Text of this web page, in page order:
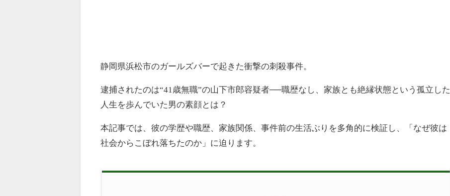
静岡県浜松市のガールズバーで起きた衝撃の刺殺事件。
逮捕されたのは“41歳無職”の山下市郎容疑者──職歴なし、家族とも絶縁状態という孤立した
人生を歩んでいた男の素顔とは？
本記事では、彼の学歴や職歴、家族関係、事件前の生活ぶりを多角的に検証し、「なぜ彼は
社会からこぼれ落ちたのか」に迫ります。